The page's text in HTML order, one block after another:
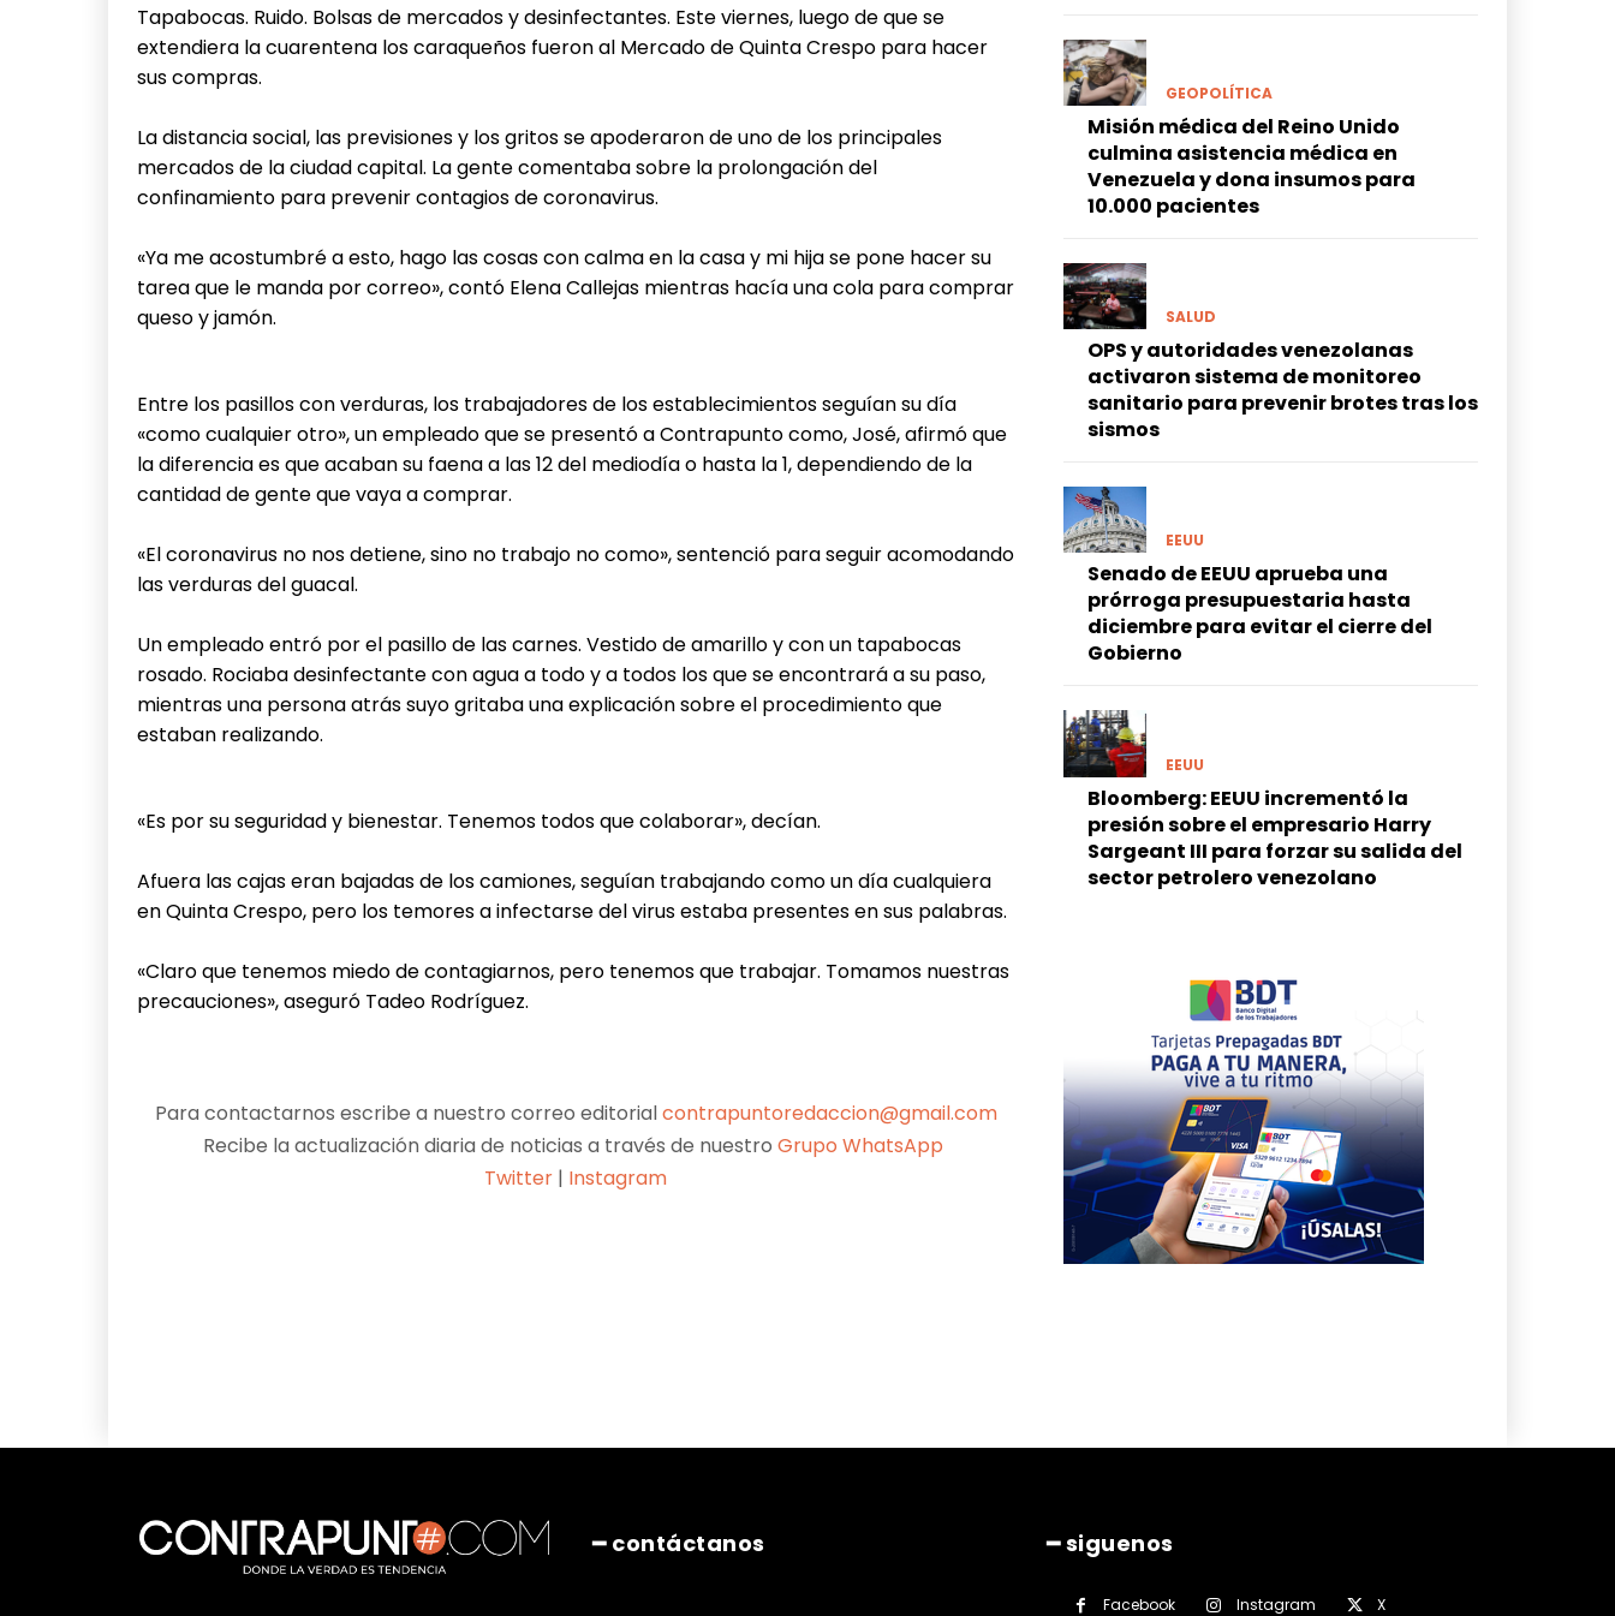
Tapabocas. Ruido. Bolsas de mercados y desinfectantes. Este viernes, luego de que se
extendiera la cuarentena los caraqueños fueron al Mercado de Quinta Crespo para hacer
sus compras.
La distancia social, las previsiones y los gritos se apoderaron de uno de los principales
mercados de la ciudad capital. La gente comentaba sobre la prolongación del
confinamiento para prevenir contagios de coronavirus.
«Ya me acostumbré a esto, hago las cosas con calma en la casa y mi hija se pone hacer su
tarea que le manda por correo», contó Elena Callejas mientras hacía una cola para comprar
queso y jamón.
Entre los pasillos con verduras, los trabajadores de los establecimientos seguían su día
«como cualquier otro», un empleado que se presentó a Contrapunto como, José, afirmó que
la diferencia es que acaban su faena a las 12 del mediodía o hasta la 1, dependiendo de la
cantidad de gente que vaya a comprar.
«El coronavirus no nos detiene, sino no trabajo no como», sentenció para seguir acomodando
las verduras del guacal.
Un empleado entró por el pasillo de las carnes. Vestido de amarillo y con un tapabocas
rosado. Rociaba desinfectante con agua a todo y a todos los que se encontrará a su paso,
mientras una persona atrás suyo gritaba una explicación sobre el procedimiento que
estaban realizando.
«Es por su seguridad y bienestar. Tenemos todos que colaborar», decían.
Afuera las cajas eran bajadas de los camiones, seguían trabajando como un día cualquiera
en Quinta Crespo, pero los temores a infectarse del virus estaba presentes en sus palabras.
«Claro que tenemos miedo de contagiarnos, pero tenemos que trabajar. Tomamos nuestras
precauciones», aseguró Tadeo Rodríguez.
Para contactarnos escribe a nuestro correo editorialcontrapuntoredaccion@gmail.com
Recibe la actualización diaria de noticias a través de nuestroGrupo WhatsApp
Twitter | Instagram
GEOPOLÍTICA
Misión médica del Reino Unido
culmina asistencia médica en
Venezuela y dona insumos para
10.000 pacientes
SALUD
OPS y autoridades venezolanas
activaron sistema de monitoreo
sanitario para prevenir brotes tras los
sismos
EEUU
Senado de EEUU aprueba una
prórroga presupuestaria hasta
diciembre para evitar el cierre del
Gobierno
EEUU
Bloomberg: EEUU incrementó la
presión sobre el empresario Harry
Sargeant III para forzar su salida del
sector petrolero venezolano
━ contáctanos ━ siguenos
Facebook Instagram
X